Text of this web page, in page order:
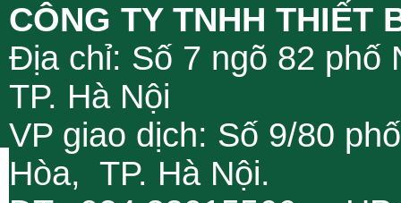
CÔNG TY TNHH THIẾT
Địa chỉ: Số 7 ngõ 82
TP. Hà Nội
VP giao dịch: Số 9/80
Hòa, TP. Hà Nội.